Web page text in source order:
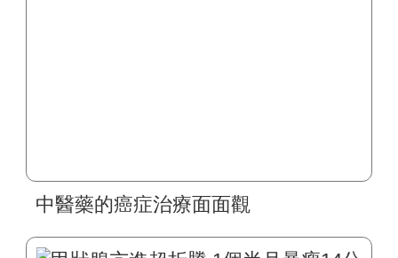
中醫藥的癌症治療面面觀